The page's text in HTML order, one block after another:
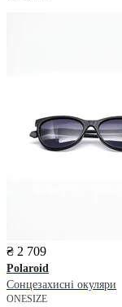
₴ 2 709
Polaroid
Сонцезахисні окуляри
ONESIZE